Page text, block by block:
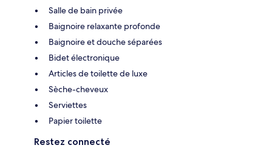
Salle de bain privée
Baignoire relaxante profonde
Baignoire et douche séparées
Bidet électronique
Articles de toilette de luxe
Sèche-cheveux
Serviettes
Papier toilette
Restez connecté